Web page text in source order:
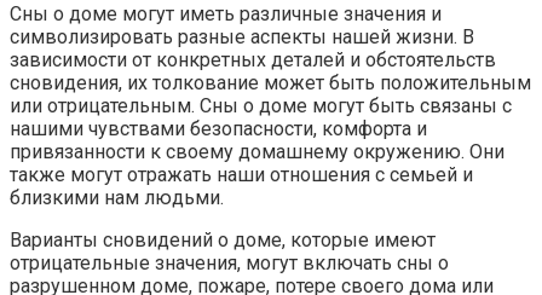
Сны о доме могут иметь различные значения и
символизировать разные аспекты нашей жизни. В
зависимости от конкретных деталей и обстоятельств
сновидения, их толкование может быть положительным
или отрицательным. Сны о доме могут быть связаны с
нашими чувствами безопасности, комфорта и
привязанности к своему домашнему окружению. Они
также могут отражать наши отношения с семьей и
близкими нам людьми.
Варианты сновидений о доме, которые имеют
отрицательные значения, могут включать сны о
разрушенном доме, пожаре, потере своего дома или